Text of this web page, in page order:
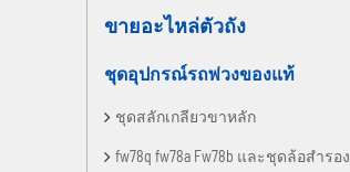
ขายอะไหล่ตัวถัง
ชุดอุปกรณ์รถพ่วงของแท้
ชุดสลักเกลียวขาหลัก
fw78q fw78a Fw78b และชุดล้อสำรอง